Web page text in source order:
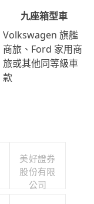
九座箱型車
Volkswagen 旗艦
商旅、Ford 家用商
旅或其他同等級車
款
美好證券
股份有限
公司